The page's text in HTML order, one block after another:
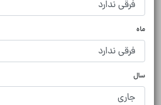
ماه
سال